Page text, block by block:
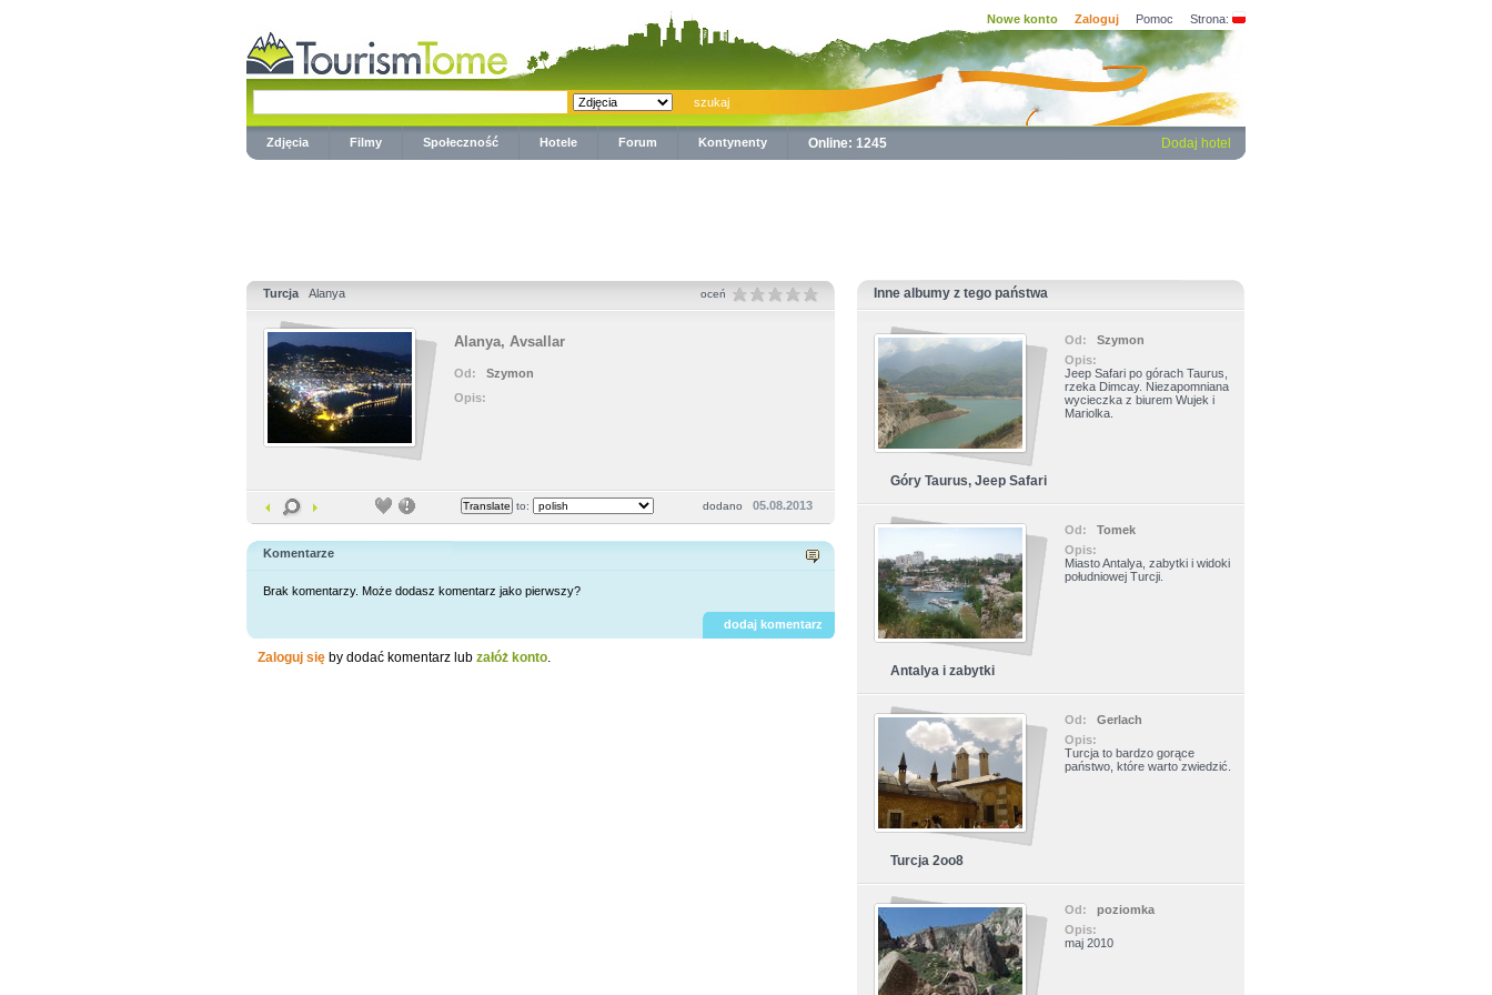
Nowe konto Zaloguj Pomoc Strona:
Zdjęcia Filmy Społeczność Hotele Forum Kontynenty Online: 1245 Dodaj hotel
Turcja Alanya oceń
Alanya, Avsallar
Od:
Szymon
Opis:
to: dodano 05.08.2013
Komentarze
Brak komentarzy. Może dodasz komentarz jako pierwszy?
dodaj komentarz
Zaloguj się by dodać komentarz lub załóż konto.
Inne albumy z tego państwa
Góry Taurus, Jeep Safari
Od:
Szymon
Opis:
Jeep Safari po górach Taurus,
rzeka Dimcay. Niezapomniana
wycieczka z biurem Wujek i
Mariolka.
Antalya i zabytki
Od:
Tomek
Opis:
Miasto Antalya, zabytki i widoki
południowej Turcji.
Turcja 2oo8
Od:
Gerlach
Opis:
Turcja to bardzo gorące
państwo, które warto zwiedzić.
Od:
poziomka
Opis:
maj 2010